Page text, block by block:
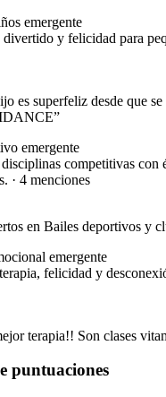
emergente
y felicidad para
es superfeliz desde que
emergente
competitivas con
· 4 menciones
en Bailes deportivos y
emergente
felicidad y
terapia!! Son clases
puntuaciones